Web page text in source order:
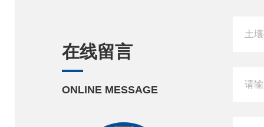
在线留言
ONLINE MESSAGE